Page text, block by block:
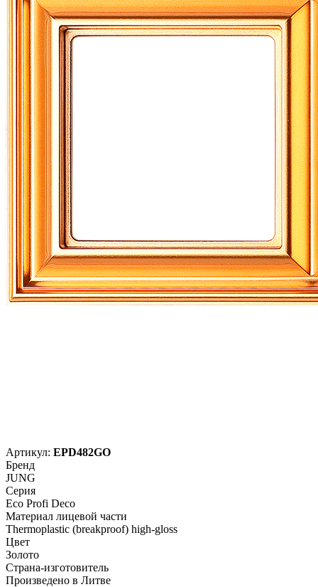
Артикул: EPD482GO
Бренд
JUNG
Серия
Eco Profi Deco
Материал лицевой части
Thermoplastic (breakproof) high-gloss
Цвет
Золото
Страна-изготовитель
Произведено в Литве